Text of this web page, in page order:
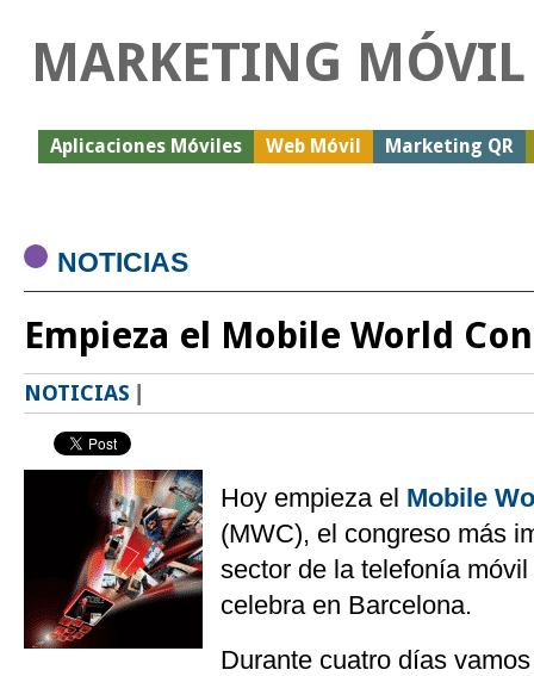
MARKETING MÓVIL
Aplicaciones Móviles Web Móvil Marketing QR
NOTICIAS
Empieza el Mobile World
NOTICIAS
Hoy empieza el Mobile
(MWC), el congreso más
sector de la telefonía
celebra en Barcelona.
Durante cuatro días